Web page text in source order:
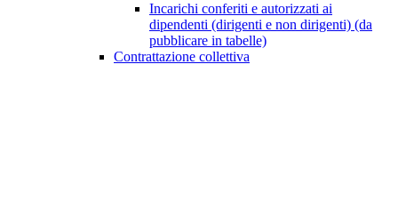
Incarichi conferiti e autorizzati ai
dipendenti (dirigenti e non dirigenti) (da
pubblicare in tabelle)
Contrattazione collettiva